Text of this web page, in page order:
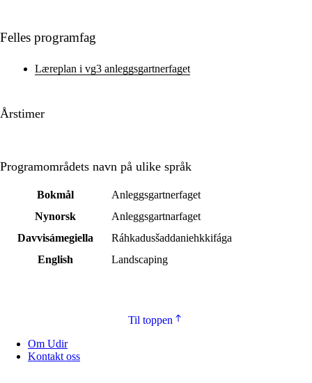
Felles programfag
Læreplan i vg3 anleggsgartnerfaget
Årstimer
Programområdets navn på ulike språk
Bokmål
Anleggsgartnerfaget
Nynorsk
Anleggsgartnarfaget
Davvisámegiella
Ráhkadusšaddaniehkkifága
English
Landscaping
Til toppen
Om Udir
Kontakt oss